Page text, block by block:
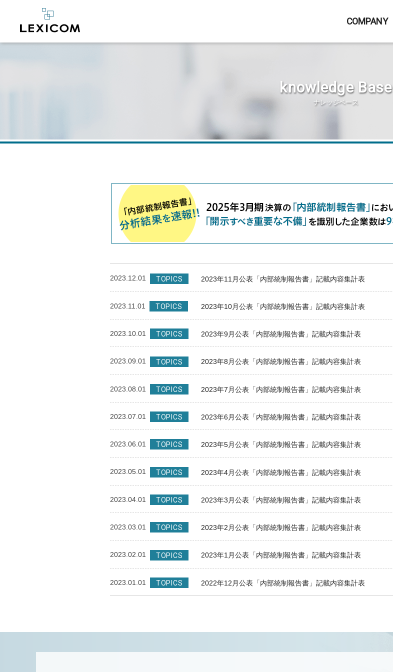
COMPANY
knowledge Base
ナレッジベース
2023.12.01 TOPICS 2023年11月公表「内部統制報告書」記載内容集計表
2023.11.01 TOPICS 2023年10月公表「内部統制報告書」記載内容集計表
2023.10.01 TOPICS 2023年9月公表「内部統制報告書」記載内容集計表
2023.09.01 TOPICS 2023年8月公表「内部統制報告書」記載内容集計表
2023.08.01 TOPICS 2023年7月公表「内部統制報告書」記載内容集計表
2023.07.01 TOPICS 2023年6月公表「内部統制報告書」記載内容集計表
2023.06.01 TOPICS 2023年5月公表「内部統制報告書」記載内容集計表
2023.05.01 TOPICS 2023年4月公表「内部統制報告書」記載内容集計表
2023.04.01 TOPICS 2023年3月公表「内部統制報告書」記載内容集計表
2023.03.01 TOPICS 2023年2月公表「内部統制報告書」記載内容集計表
2023.02.01 TOPICS 2023年1月公表「内部統制報告書」記載内容集計表
2023.01.01 TOPICS 2022年12月公表「内部統制報告書」記載内容集計表